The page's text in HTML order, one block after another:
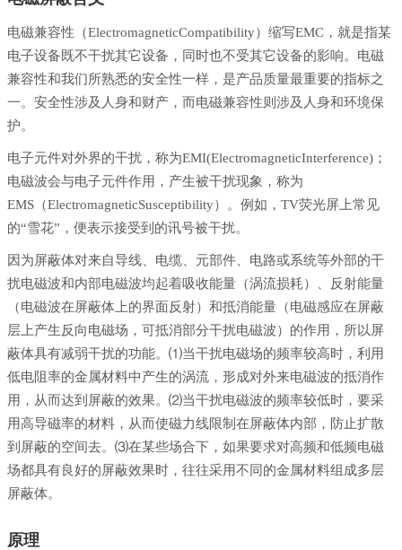
电磁兼容性（ElectromagneticCompatibility）缩写EMC，就是指某
电子设备既不干扰其它设备，同时也不受其它设备的影响。电磁
兼容性和我们所熟悉的安全性一样，是产品质量最重要的指标之
一。安全性涉及人身和财产，而电磁兼容性则涉及人身和环境保
护。
电子元件对外界的干扰，称为EMI(ElectromagneticInterference)；
电磁波会与电子元件作用，产生被干扰现象，称为
EMS（ElectromagneticSusceptibility）。例如，TV荧光屏上常见
的“雪花”，便表示接受到的讯号被干扰。
因为屏蔽体对来自导线、电缆、元部件、电路或系统等外部的干
扰电磁波和内部电磁波均起着吸收能量（涡流损耗）、反射能量
（电磁波在屏蔽体上的界面反射）和抵消能量（电磁感应在屏蔽
层上产生反向电磁场，可抵消部分干扰电磁波）的作用，所以屏
蔽体具有减弱干扰的功能。⑴当干扰电磁场的频率较高时，利用
低电阻率的金属材料中产生的涡流，形成对外来电磁波的抵消作
用，从而达到屏蔽的效果。⑵当干扰电磁波的频率较低时，要采
用高导磁率的材料，从而使磁力线限制在屏蔽体内部，防止扩散
到屏蔽的空间去。⑶在某些场合下，如果要求对高频和低频电磁
场都具有良好的屏蔽效果时，往往采用不同的金属材料组成多层
屏蔽体。
原理